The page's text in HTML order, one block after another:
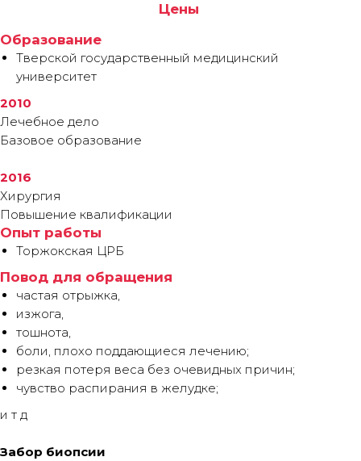
Цены
Образование
Тверской государственный медицинский
университет
2010
Лечебное дело
Базовое образование
2016
Хирургия
Повышение квалификации
Опыт работы
Торжокская ЦРБ
Повод для обращения
частая отрыжка,
изжога,
тошнота,
боли, плохо поддающиеся лечению;
резкая потеря веса без очевидных причин;
чувство распирания в желудке;
и т д
Забор биопсии